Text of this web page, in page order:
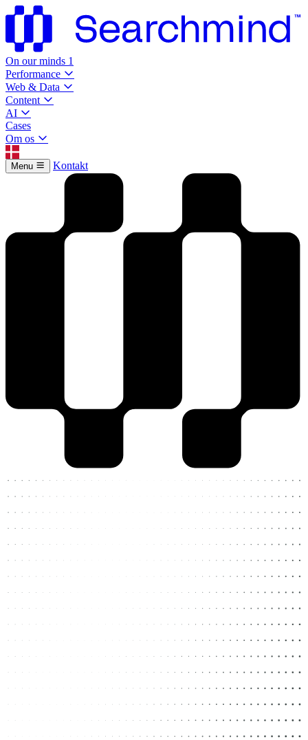
On our minds 1
Performance
Web & Data
Content
AI
Cases
Om os
Menu Kontakt